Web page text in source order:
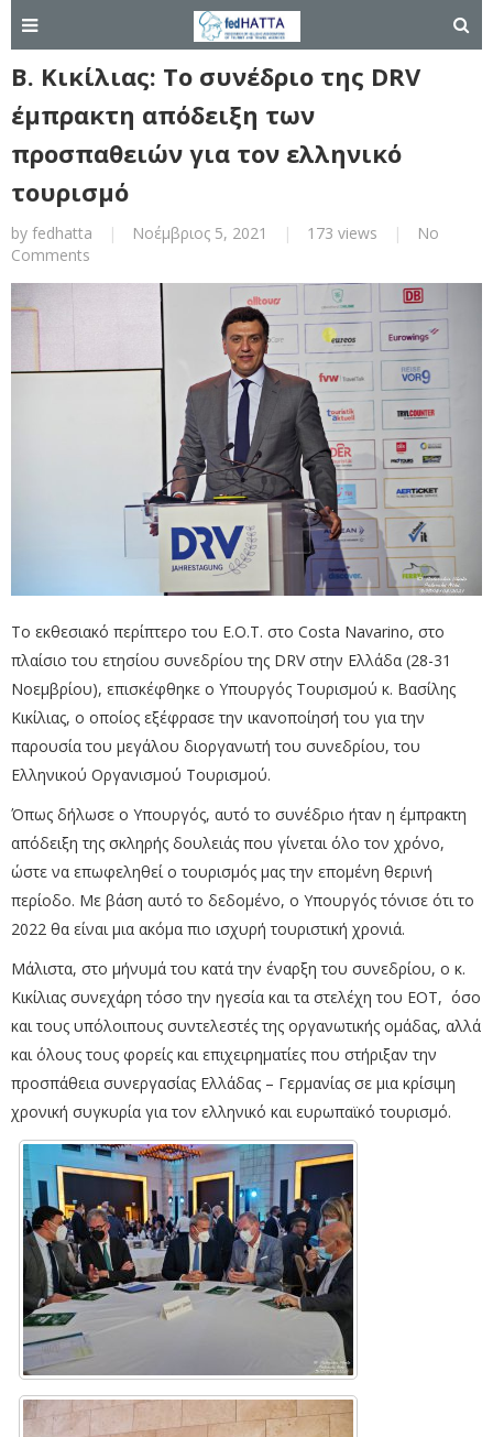
Β. Κικίλιας: To συνέδριο της DRV
έμπρακτη απόδειξη των
προσπαθειών για τον ελληνικό
τουρισμό
by fedhatta | Νοέμβριος 5, 2021 | 173 views |
No
Comments
Το εκθεσιακό περίπτερο του Ε.Ο.Τ. στο Costa Navarino, στο
πλαίσιο του ετησίου συνεδρίου της DRV στην Ελλάδα (28-31
Νοεμβρίου), επισκέφθηκε ο Υπουργός Τουρισμού κ. Βασίλης
Κικίλιας, ο οποίος εξέφρασε την ικανοποίησή του για την
παρουσία του μεγάλου διοργανωτή του συνεδρίου, του
Ελληνικού Οργανισμού Τουρισμού.
Όπως δήλωσε ο Υπουργός, αυτό το συνέδριο ήταν η έμπρακτη
απόδειξη της σκληρής δουλειάς που γίνεται όλο τον χρόνο,
ώστε να επωφεληθεί ο τουρισμός μας την επομένη θερινή
περίοδο. Με βάση αυτό το δεδομένο, ο Υπουργός τόνισε ότι το
2022 θα είναι μια ακόμα πιο ισχυρή τουριστική χρονιά.
Μάλιστα, στο μήνυμά του κατά την έναρξη του συνεδρίου, ο κ.
Κικίλιας συνεχάρη τόσο την ηγεσία και τα στελέχη του ΕΟΤ, όσο
και τους υπόλοιπους συντελεστές της οργανωτικής ομάδας, αλλά
και όλους τους φορείς και επιχειρηματίες που στήριξαν την
προσπάθεια συνεργασίας Ελλάδας – Γερμανίας σε μια κρίσιμη
χρονική συγκυρία για τον ελληνικό και ευρωπαϊκό τουρισμό.